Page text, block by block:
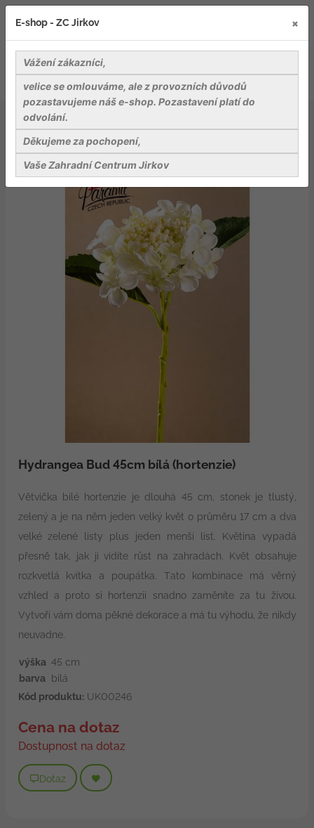
Bydlení a relaxace v zahradě
Hydrangea Bud 45cm bílá (hortenzie)
Hydrangea Bud 45cm bílá (hortenzie)
Větvička bílé hortenzie je dlouhá 45 cm, stonek je tlustý,
zelený a je na něm jeden velký květ o průměru 17 cm a dva
velké zelené listy plus jeden menší list. Květina vypadá
přesně tak, jak ji vidíte růst na zahradách. Květ obsahuje
rozkvetlá kvítka a poupátka. Tato kombinace má věrný
vzhled a proto si hortenzii snadno zaměníte za tu živou.
Vytvoří vám doma pěkné dekorace a má tu výhodu, že nikdy
neuvadne.
výška 45 cm
barva
bílá
Kód produktu:UK00246
Cena na dotaz
Dostupnost na dotaz
Dotaz
E-shop - ZC Jirkov ×
Vážení zákazníci,
velice se omlouváme, ale z provozních důvodů
pozastavujeme náš e-shop. Pozastavení platí do
odvolání.
Děkujeme za pochopení,
Vaše Zahradní Centrum Jirkov